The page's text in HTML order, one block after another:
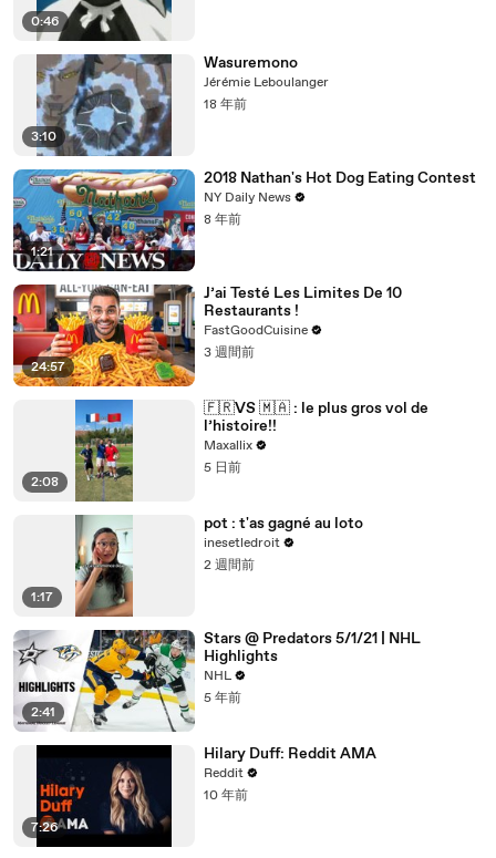
0:46
3:10
Wasuremono
Jérémie Leboulanger
18 年前
1:21
2018 Nathan's Hot Dog Eating Contest
NY Daily News
8 年前
24:57
J’ai Testé Les Limites De 10
Restaurants !
FastGoodCuisine
3 週間前
2:08
🇫🇷VS 🇲🇦 : le plus gros vol de
l’histoire!!
Maxallix
5 日前
1:17
pot : t'as gagné au loto
inesetledroit
2 週間前
2:41
Stars @ Predators 5/1/21 | NHL
Highlights
NHL
5 年前
7:26
Hilary Duff: Reddit AMA
Reddit
10 年前